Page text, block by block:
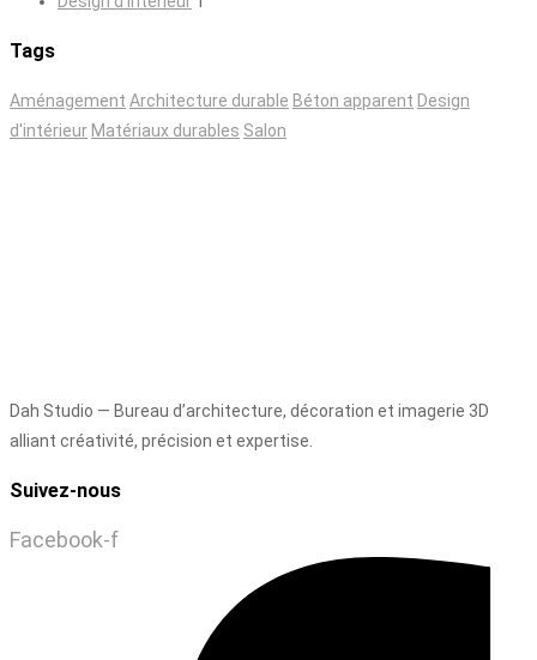
Tags
Aménagement Architecture durable Béton apparent Design
d'intérieur Matériaux durables Salon
Dah Studio — Bureau d’architecture, décoration et imagerie 3D
alliant créativité, précision et expertise.
Suivez-nous
Facebook-f